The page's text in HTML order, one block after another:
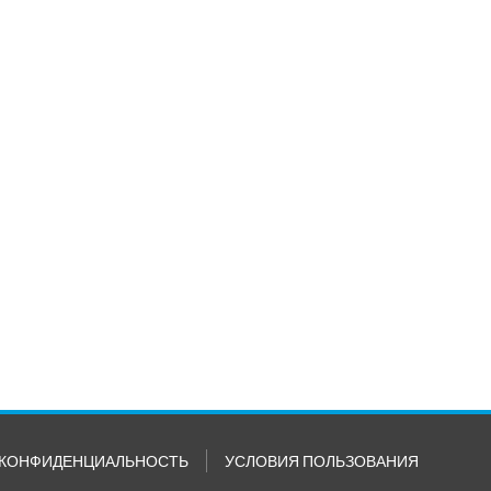
КОНФИДЕНЦИАЛЬНОСТЬ УСЛОВИЯ ПОЛЬЗОВАНИЯ